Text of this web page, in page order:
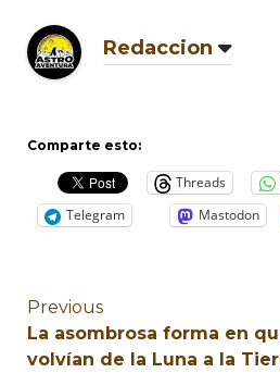
Redaccion
Comparte esto:
Threads
Telegram
Mastodon
Previous
La asombrosa forma en
volvían de la Luna a la